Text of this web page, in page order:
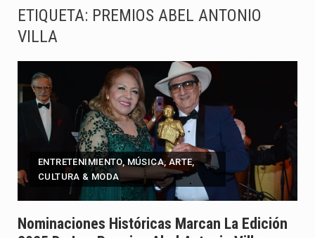
La comedia romántica escrita y dirigida por Dago García cuenta…
La poeta, cantante, compositora y actriz presenta una nueva edición…
El nuevo sello discográfico fue presentado en Bogotá con un…
ETIQUETA: PREMIOS ABEL ANTONIO
VILLA
ENTRETENIMIENTO, MÚSICA, ARTE,
CULTURA & MODA
Nominaciones Históricas Marcan La Edición